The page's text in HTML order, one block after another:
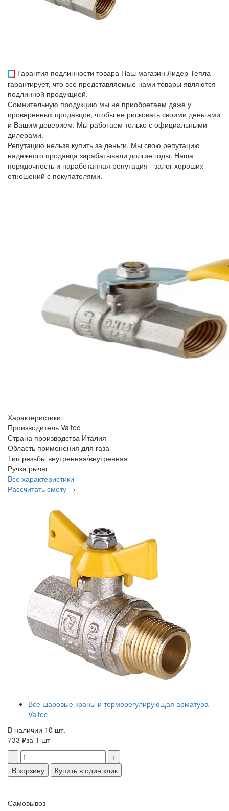
Гарантия подлинности товара Наш магазин Лидер Тепла
гарантирует, что все представляемые нами товары являются
подлинной продукцией.
Сомнительную продукцию мы не приобретаем даже у
проверенных продавцов, чтобы не рисковать своими деньгами
и Вашим доверием. Мы работаем только с официальными
дилерами.
Репутацию нельзя купить за деньги. Мы свою репутацию
надежного продавца зарабатывали долгие годы. Наша
порядочность и наработанная репутация - залог хороших
отношений с покупателями.
Характеристики
Производитель Valtec
Страна производства Италия
Область применения для газа
Тип резьбы внутренняя/внутренняя
Ручка рычаг
Все характеристики
Рассчитать смету →
Все шаровые краны и терморегулирующая арматура
Valtec
В наличии 10 шт.
733 ₽за 1 шт
-
+
В корзину
Купить в один клик
Самовывоз